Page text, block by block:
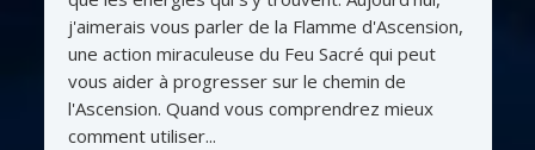
j'aimerais vous parler de la Flamme d'Ascension,
une action miraculeuse du Feu Sacré qui peut
vous aider à progresser sur le chemin de
l'Ascension. Quand vous comprendrez mieux
comment utiliser...